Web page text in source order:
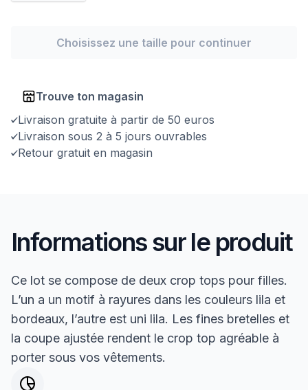
Choisissez une taille pour continuer
Trouve ton magasin
Livraison gratuite à partir de 50 euros
Livraison sous 2 à 5 jours ouvrables
Retour gratuit en magasin
Informations sur le produit
Ce lot se compose de deux crop tops pour filles.
L’un a un motif à rayures dans les couleurs lila et
bordeaux, l’autre est uni lila. Les fines bretelles et
la coupe ajustée rendent le crop top agréable à
porter sous vos vêtements.